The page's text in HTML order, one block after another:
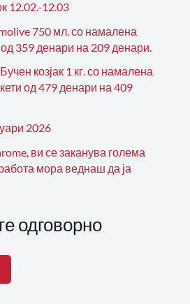
12.02.-12.03
750 мл. со намалена
359 денари на 209 денари.
козјак 1 кг. со намалена
од 479 денари на 409
2026
ви се заканува голема
мора веднаш да ја
одговорно